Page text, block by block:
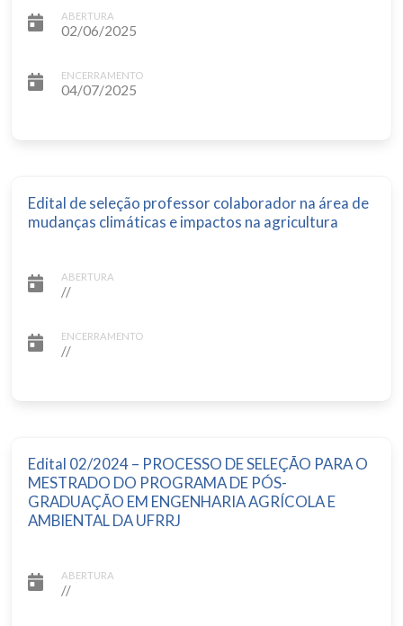
ABERTURA
02/06/2025
ENCERRAMENTO
04/07/2025
Edital de seleção professor colaborador na área de
mudanças climáticas e impactos na agricultura
ABERTURA
//
ENCERRAMENTO
//
Edital 02/2024 – PROCESSO DE SELEÇÃO PARA O
MESTRADO DO PROGRAMA DE PÓS-
GRADUAÇÃO EM ENGENHARIA AGRÍCOLA E
AMBIENTAL DA UFRRJ
ABERTURA
//